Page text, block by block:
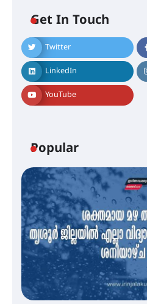
Get In Touch
Twitter
LinkedIn
YouTube
Popular
എം.ജി.
ഇംഗ്ളീഷ്
സെന്റ്
കോമേഴ്‌സ്
തുടക്കമായി
കോമേഴ്സ്
എസ് എൻ